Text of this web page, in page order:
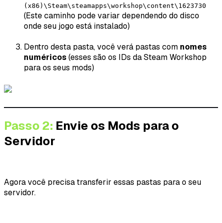
(x86)\Steam\steamapps\workshop\content\1623730
(Este caminho pode variar dependendo do disco
onde seu jogo está instalado)
Dentro desta pasta, você verá pastas com nomes
numéricos(esses são os IDs da Steam Workshop
para os seus mods)
Passo 2: Envie os Mods para o
Servidor
Agora você precisa transferir essas pastas para o seu
servidor.